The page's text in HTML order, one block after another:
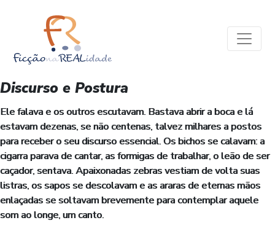
Discurso e Postura
Ele falava e os outros escutavam. Bastava abrir a boca e lá
estavam dezenas, se não centenas, talvez milhares a postos
para receber o seu discurso essencial. Os bichos se calavam: a
cigarra parava de cantar, as formigas de trabalhar, o leão de ser
caçador, sentava. Apaixonadas zebras vestiam de volta suas
listras, os sapos se descolavam e as araras de eternas mãos
enlaçadas se soltavam brevemente para contemplar aquele
som ao longe, um canto.